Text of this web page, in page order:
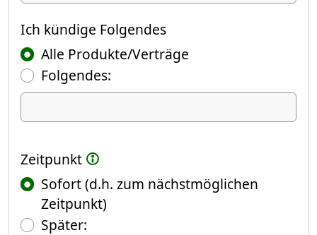
Ich kündige
Ich kündige Folgendes
Alle Produkte/Verträge
Folgendes:
Ich kündige Folgendes
Zeitpunkt
Sofort (d.h. zum nächstmöglichen
Zeitpunkt)
Später:(Fokus springt automatisch ins